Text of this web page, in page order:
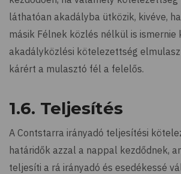
láthatóan akadályba ütközik, kivéve,
másik Félnek közlés nélkül is ismernie
akadályközlési kötelezettség
kárért a mulasztó fél a felelős.
1.6. Teljesítés
A Contstarra irányadó teljesítési
határidők azzal a nappal kezdődnek,
teljesíti a rá irányadó és esedékessé